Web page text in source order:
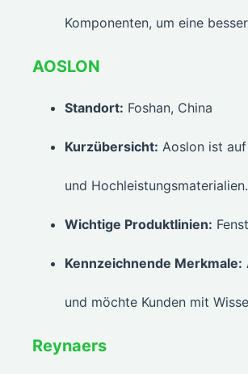
Komponenten, um eine
AOSLON
Standort: Foshan, China
Kurzübersicht: Aoslon ist
und Hochleistungsmaterialien.
Wichtige Produktlinien:
Kennzeichnende Merkmale:
und möchte Kunden mit
Reynaers